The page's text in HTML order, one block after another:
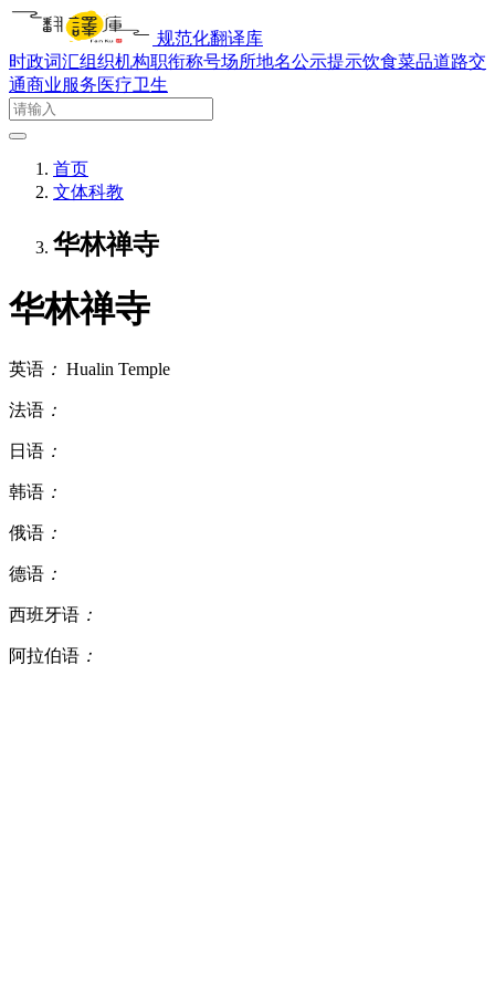
规范化翻译库
时政词汇组织机构职衔称号场所地名公示提示饮食菜品道路交
通商业服务医疗卫生
首页
文体科教
华林禅寺
华林禅寺
英语 ： Hualin Temple
法语 ：
日语 ：
韩语 ：
俄语 ：
德语 ：
西班牙语 ：
阿拉伯语 ：